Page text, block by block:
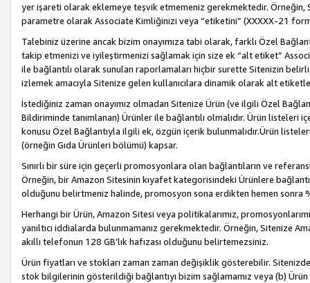
yer işareti olarak eklemeye teşvik etmemeniz gerekmektedir. Örneğin,
parametre olarak Associate Kimliğinizi veya “etiketini” (XXXXX-21
Talebiniz üzerine ancak bizim onayımıza tabi olarak, farklı Özel
takip etmenizi ve iyileştirmenizi sağlamak için size ek “alt etiket”
ile bağlantılı olarak sunulan raporlamaları hiçbir surette Sitenizin belirli
izlemek amacıyla Sitenize gelen kullanıcılara dinamik olarak alt
İstediğiniz zaman onayımız olmadan Sitenize Ürün (ve ilgili Özel
Bildiriminde tanımlanan) Ürünler ile bağlantılı olmalıdır. Ürün listeleri
konusu Özel Bağlantıyla ilgili ek, özgün içerik bulunmalıdır.Ürün
(örneğin Gıda Ürünleri bölümü) kapsar.
Sınırlı bir süre için geçerli promosyonlara olan bağlantıların ve
Örneğin, bir Amazon Sitesinin kıyafet kategorisindeki Ürünlere
olduğunu belirtmeniz halinde, promosyon sona erdikten hemen sonra
Herhangi bir Ürün, Amazon Sitesi veya politikalarımız,
yanıltıcı iddialarda bulunmamanız gerekmektedir. Örneğin, Sitenize
akıllı telefonun 128 GB’lık hafızası olduğunu belirtemezsiniz.
Ürün fiyatları ve stokları zaman zaman değişiklik gösterebilir.
stok bilgilerinin gösterildiği bağlantıyı bizim sağlamamız veya (b)